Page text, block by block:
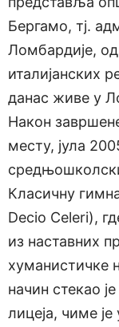
Бергамо, тј.
Ломбардије,
италијанских
данас живе у
Након
месту, јула
Класичну
Decio Celeri),
из наставних
хуманистичке
начин стекао
лицеја, чиме